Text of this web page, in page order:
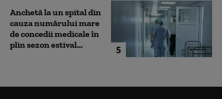
5
Anchetă la un spital din
cauza numărului mare
de concedii medicale în
plin sezon estival...